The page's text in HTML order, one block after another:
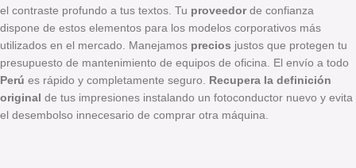
el contraste profundo a tus textos. Tu proveedorde confianza
dispone de estos elementos para los modelos corporativos más
utilizados en el mercado. Manejamos precios justos que protegen tu
presupuesto de mantenimiento de equipos de oficina. El envío a todo
Perú es rápido y completamente seguro. Recupera la definición
original de tus impresiones instalando un fotoconductor nuevo y evita
el desembolso innecesario de comprar otra máquina.